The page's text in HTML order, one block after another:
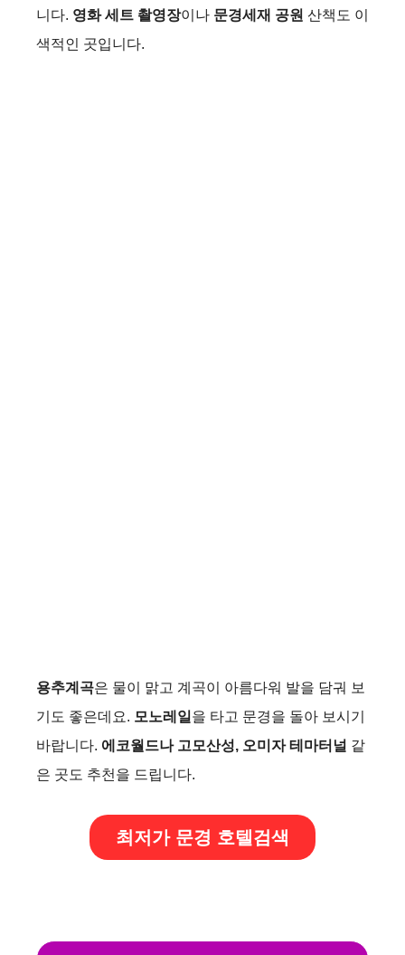
니다. 영화 세트 촬영장이나 문경세재 공원 산책도 이
색적인 곳입니다.
용추계곡은 물이 맑고 계곡이 아름다워 발을 담궈 보
기도 좋은데요. 모노레일을 타고 문경을 돌아 보시기
바랍니다. 에코월드나 고모산성, 오미자 테마터널 같
은 곳도 추천을 드립니다.
최저가 문경 호텔검색